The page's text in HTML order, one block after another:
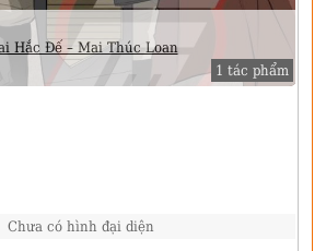
Hắc Đế – Mai Thúc Loan
1 tác phẩm
Chưa có hình đại diện